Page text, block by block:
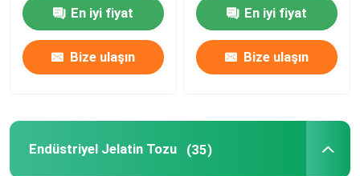
En iyi fiyat
Bize ulaşın
En iyi fiyat
Bize ulaşın
Endüstriyel Jelatin Tozu (35)